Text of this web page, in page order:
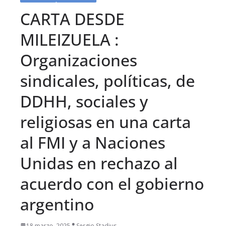
CARTA DESDE
MILEIZUELA :
Organizaciones
sindicales, políticas, de
DDHH, sociales y
religiosas en una carta
al FMI y a Naciones
Unidas en rechazo al
acuerdo con el gobierno
argentino